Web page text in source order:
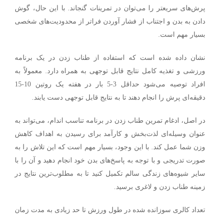
پرش‌های سریعتر را می‌توان در تمرینات گنجاند. با این حال، گوش
دادن به بدن و اجتناب از فشار آوردن فراتر از محدودیت‌های شخصی
بسیار مهم است.
نشان داده شده است که استفاده از طناب زدن در یک برنامه
ورزشی و تغذیه کامل نتایج قابل توجهی به همراه دارد. معمولاً به
افراد توصیه می‌شود حداقل 3-5 بار در هفته یک روتین 10-15
دقیقه‌ای پرش را انجام دهند تا به نتایج قابل توجهی دست یابند.
در اصل، ادغام تمرین طناب زدن در برنامه تناسب اندام، می‌تواند به
عنوان وسیله‌ای لذت‌بخش و کارآمد برای رسیدن به اهداف کاهش
وزن شما عمل کند. با این وجود، بسیار مهم است که این تلاش را به
صورت تدریجی و با توجه به پاسخ‌های بدن خود انجام دهید و آن را با
سایر شیوه‌های زندگی سالم تکمیل کنید تا به مطلوب‌ترین نتایج در
زمینه طناب زدن و لاغری برسید.
تعداد کالری سوزانده شده در طول ورزش تا حد زیادی به مدت زمان